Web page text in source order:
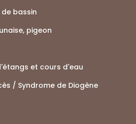
bassin
pigeon
et cours d'eau
/ Syndrome de Diogène